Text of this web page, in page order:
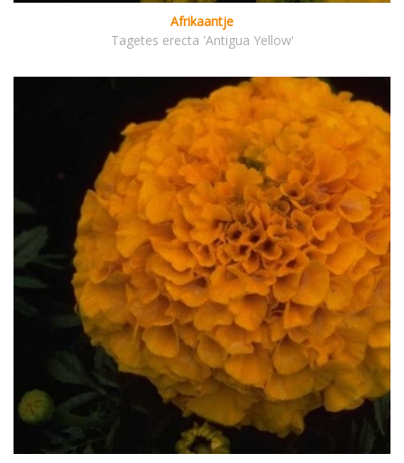
Afrikaantje
Tagetes erecta 'Antigua Yellow'